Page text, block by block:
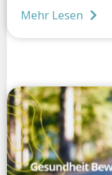
Mehr Lesen